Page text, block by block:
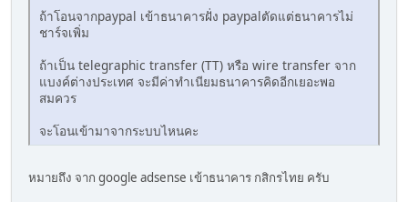
ถ้าโอนจากpaypal เข้าธนาคารฝั่ง paypalตัดแต่ธนาคารไม่
ชาร์จเพิ่ม
ถ้าเป็น telegraphic transfer (TT) หรือ wire transfer จาก
แบงค์ต่างประเทศ จะมีค่าทำเนียมธนาคารคิดอีกเยอะพอ
สมควร
จะโอนเข้ามาจากระบบไหนคะ
หมายถึง จาก google adsense เข้าธนาคาร กสิกรไทย ครับ